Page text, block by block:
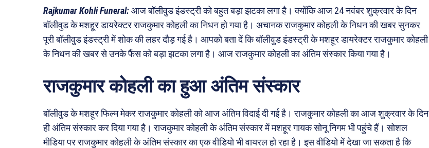
Rajkumar Kohli Funeral:आज बॉलीवुड इंडस्ट्री को बहुत बड़ा झटका लगा है। क्योंकि आज 24 नवंबर शुक्रवार के दिन
बॉलीवुड के मशहूर डायरेक्टर राजकुमार कोहली का निधन हो गया है। अचानक राजकुमार कोहली के निधन की खबर सुनकर
पूरी बॉलीवुड इंडस्ट्री में शोक की लहर दौड़ गई है। आपको बता दें कि बॉलीवुड इंडस्ट्री के मशहूर डायरेक्टर राजकुमार कोहली
के निधन की खबर से उनके फैंस को बड़ा झटका लगा है। आज राजकुमार कोहली का अंतिम संस्कार किया गया है।
राजकुमार कोहली का हुआ अंतिम संस्कार
बॉलीवुड के मशहूर फिल्म मेकर राजकुमार कोहली को आज अंतिम विदाई दी गई है। राजकुमार कोहली का आज शुक्रवार के दिन
ही अंतिम संस्कार कर दिया गया है। राजकुमार कोहली के अंतिम संस्कार में मशहूर गायक सोनू निगम भी पहुंचे हैं। सोशल
मीडिया पर राजकुमार कोहली के अंतिम संस्कार का एक वीडियो भी वायरल हो रहा है। इस वीडियो में देखा जा सकता है कि